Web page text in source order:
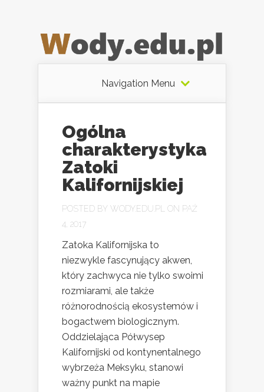
Navigation Menu
Ogólna
charakterystyka
Zatoki
Kalifornijskiej
POSTED BY WODY.EDU.PL
ON PAŹ
4, 2017
Zatoka Kalifornijska to
niezwykle fascynujący akwen,
który zachwyca nie tylko swoimi
rozmiarami, ale także
różnorodnością ekosystemów i
bogactwem biologicznym.
Oddzielająca Półwysep
Kalifornijski od kontynentalnego
wybrzeża Meksyku, stanowi
ważny punkt na mapie